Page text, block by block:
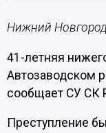
Нижний
41-летняя
Автозаводском
сообщает СУ СК
Преступление